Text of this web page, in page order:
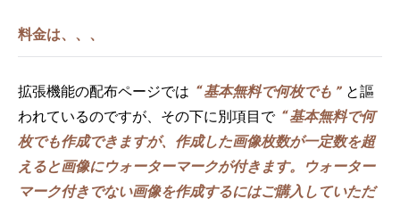
料金は、、、
拡張機能の配布ページでは 基本無料で何枚でも
と謳
われているのですが、その下に別項目で
基本無料で何
枚でも作成できますが、作成した画像枚数が一定数を超
えると画像にウォーターマークが付きます。ウォーター
マーク付きでない画像を作成するにはご購入していただ